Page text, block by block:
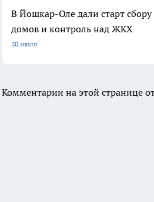
В Йошкар-Оле дали старт
домов и контроль над ЖКХ
20 июля
Комментарии на этой странице